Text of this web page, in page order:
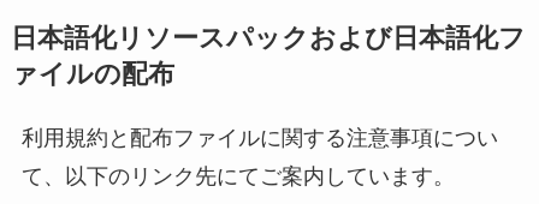
日本語化リソースパックおよび日本語化フ
ァイルの配布
利用規約と配布ファイルに関する注意事項につい
て、以下のリンク先にてご案内しています。